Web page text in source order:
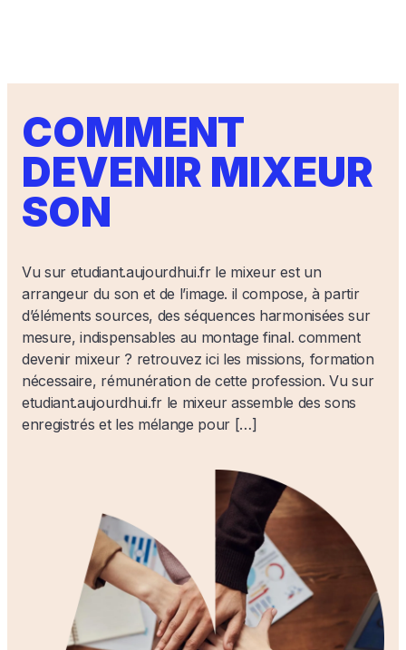
COMMENT
DEVENIR MIXEUR
SON
Vu sur etudiant.aujourdhui.fr le mixeur est un
arrangeur du son et de l’image. il compose, à partir
d’éléments sources, des séquences harmonisées sur
mesure, indispensables au montage final. comment
devenir mixeur ? retrouvez ici les missions, formation
nécessaire, rémunération de cette profession. Vu sur
etudiant.aujourdhui.fr le mixeur assemble des sons
enregistrés et les mélange pour […]